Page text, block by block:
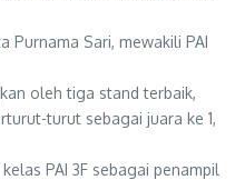
Purnama Sari, mewakili PAI
oleh tiga stand terbaik,
turut sebagai juara ke 1,
PAI 3F sebagai penampil